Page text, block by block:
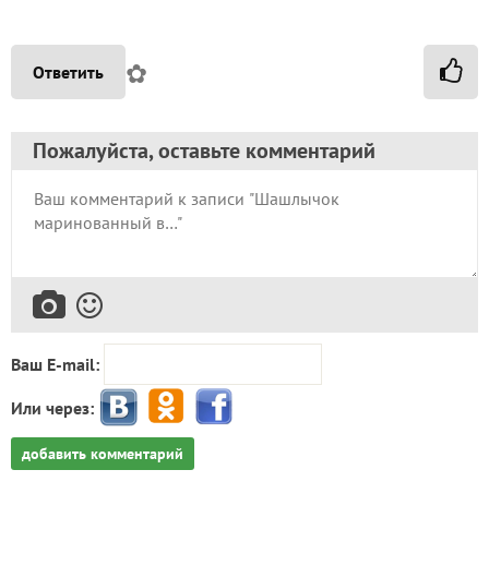
Ответить ✿
Пожалуйста, оставьте комментарий
Ваш E-mail:
Или через:
добавить комментарий